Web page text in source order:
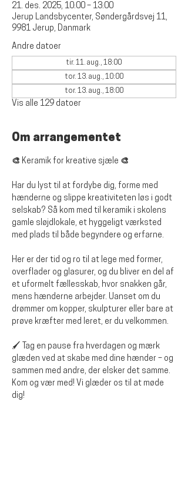
21. des. 2025, 10:00 – 13:00
Jerup Landsbycenter, Søndergårdsvej 11,
9981 Jerup, Danmark
Andre datoer
tir. 11. aug., 18:00
tor. 13. aug., 10:00
tor. 13. aug., 18:00
Vis alle 129 datoer
Om arrangementet
🎨 Keramik for kreative sjæle 🎨
Har du lyst til at fordybe dig, forme med
hænderne og slippe kreativiteten løs i godt
selskab? Så kom med til keramik i skolens
gamle sløjdlokale, et hyggeligt værksted
med plads til både begyndere og erfarne.
Her er der tid og ro til at lege med former,
overflader og glasurer, og du bliver en del af
et uformelt fællesskab, hvor snakken går,
mens hænderne arbejder. Uanset om du
drømmer om kopper, skulpturer eller bare at
prøve kræfter med leret, er du velkommen.
🖌️ Tag en pause fra hverdagen og mærk
glæden ved at skabe med dine hænder – og
sammen med andre, der elsker det samme.
Kom og vær med! Vi glæder os til at møde
dig!